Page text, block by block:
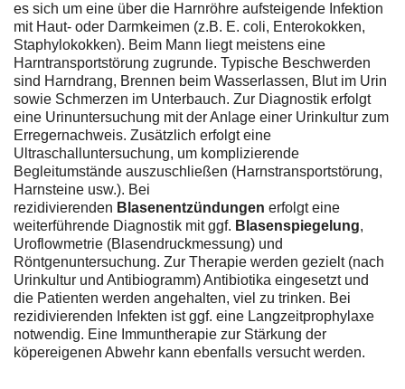
es sich um eine über die Harnröhre aufsteigende Infektion
mit Haut- oder Darmkeimen (z.B. E. coli, Enterokokken,
Staphylokokken). Beim Mann liegt meistens eine
Harntransportstörung zugrunde. Typische Beschwerden
sind Harndrang, Brennen beim Wasserlassen, Blut im Urin
sowie Schmerzen im Unterbauch. Zur Diagnostik erfolgt
eine Urinuntersuchung mit der Anlage einer Urinkultur zum
Erregernachweis. Zusätzlich erfolgt eine
Ultraschalluntersuchung, um komplizierende
Begleitumstände auszuschließen (Harnstransportstörung,
Harnsteine usw.). Bei
rezidivierenden Blasenentzündungen erfolgt eine
weiterführende Diagnostik mit ggf. Blasenspiegelung,
Uroflowmetrie (Blasendruckmessung) und
Röntgenuntersuchung. Zur Therapie werden gezielt (nach
Urinkultur und Antibiogramm) Antibiotika eingesetzt und
die Patienten werden angehalten, viel zu trinken. Bei
rezidivierenden Infekten ist ggf. eine Langzeitprophylaxe
notwendig. Eine Immuntherapie zur Stärkung der
köpereigenen Abwehr kann ebenfalls versucht werden.